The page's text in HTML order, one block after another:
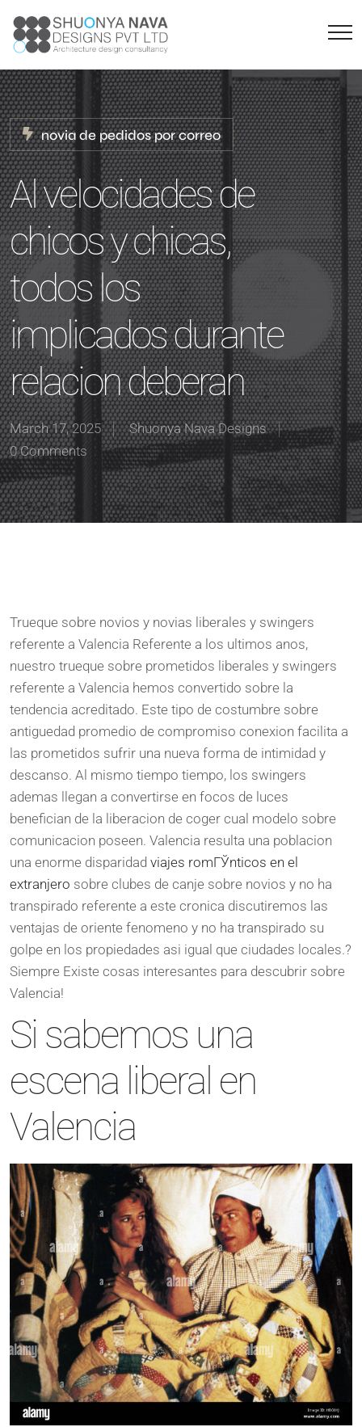
novia de pedidos por correo
Al velocidades de
chicos y chicas,
todos los
implicados durante
relacion deberan
March 17, 2025
Shuonya Nava Designs
0 Comments
Trueque sobre novios y novias liberales y swingers
referente a Valencia Referente a los ultimos anos,
nuestro trueque sobre prometidos liberales y swingers
referente a Valencia hemos convertido sobre la
tendencia acreditado. Este tipo de costumbre sobre
antiguedad promedio de compromiso conexion facilita a
las prometidos sufrir una nueva forma de intimidad y
descanso. Al mismo tiempo tiempo, los swingers
ademas llegan a convertirse en focos de luces
benefician de la liberacion de coger cual modelo sobre
comunicacion poseen. Valencia resulta una poblacion
una enorme disparidad viajes romГЎnticos en el
extranjero sobre clubes de canje sobre novios y no ha
transpirado referente a este cronica discutiremos las
ventajas de oriente fenomeno y no ha transpirado su
golpe en los propiedades asi igual que ciudades locales.?
Siempre Existe cosas interesantes para descubrir sobre
Valencia!
Si sabemos una
escena liberal en
Valencia